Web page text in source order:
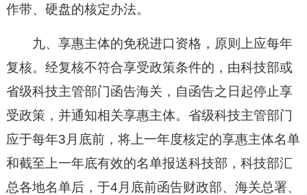
作带、硬盘的核定办法。
九、享惠主体的免税进口资格，原则上应每年
复核。经复核不符合享受政策条件的，由科技部或
省级科技主管部门函告海关，自函告之日起停止享
受政策，并通知相关享惠主体。省级科技主管部门
应于每年3月底前，将上一年度核定的享惠主体名单
和截至上一年底有效的名单报送科技部，科技部汇
总各地名单后，于4月底前函告财政部、海关总署、